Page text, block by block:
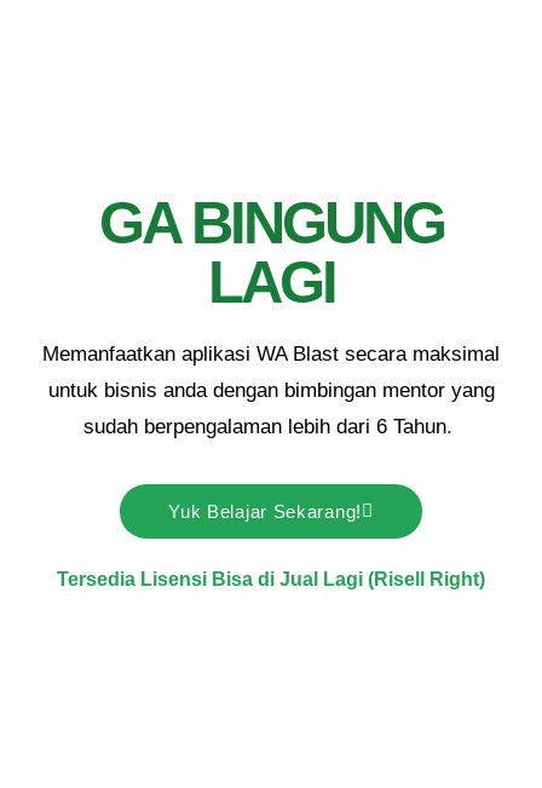
GA BINGUNG
LAGI
Memanfaatkan aplikasi WA Blast secara maksimal
untuk bisnis anda dengan bimbingan mentor yang
sudah berpengalaman lebih dari 6 Tahun.
Yuk Belajar Sekarang!
Tersedia Lisensi Bisa di Jual Lagi (Risell Right)